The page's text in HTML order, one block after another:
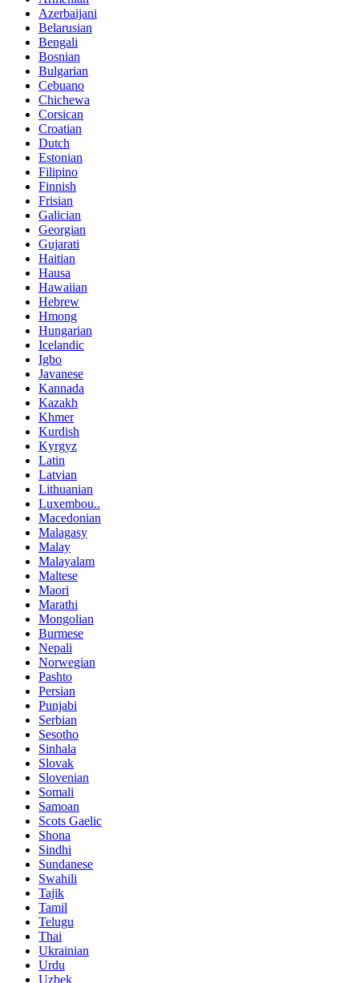
Azerbaijani
Belarusian
Bengali
Bosnian
Bulgarian
Cebuano
Chichewa
Corsican
Croatian
Dutch
Estonian
Filipino
Finnish
Frisian
Galician
Georgian
Gujarati
Haitian
Hausa
Hawaiian
Hebrew
Hmong
Hungarian
Icelandic
Igbo
Javanese
Kannada
Kazakh
Khmer
Kurdish
Kyrgyz
Latin
Latvian
Lithuanian
Luxembou..
Macedonian
Malagasy
Malay
Malayalam
Maltese
Maori
Marathi
Mongolian
Burmese
Nepali
Norwegian
Pashto
Persian
Punjabi
Serbian
Sesotho
Sinhala
Slovak
Slovenian
Somali
Samoan
Scots Gaelic
Shona
Sindhi
Sundanese
Swahili
Tajik
Tamil
Telugu
Thai
Ukrainian
Urdu
Uzbek